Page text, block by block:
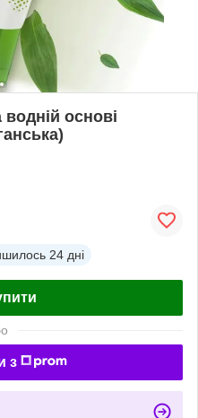
основі
24 дні
з